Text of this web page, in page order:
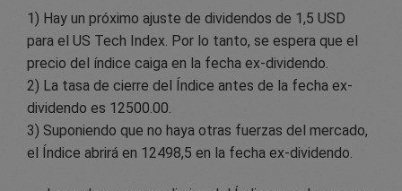
1) Hay un próximo ajuste de dividendos de 1,5 USD
para el US Tech Index. Por lo tanto, se espera que el
precio del índice caiga en la fecha ex-dividendo.
2) La tasa de cierre del Índice antes de la fecha ex-
dividendo es 12500.00.
3) Suponiendo que no haya otras fuerzas del mercado,
el Índice abrirá en 12498,5 en la fecha ex-dividendo.